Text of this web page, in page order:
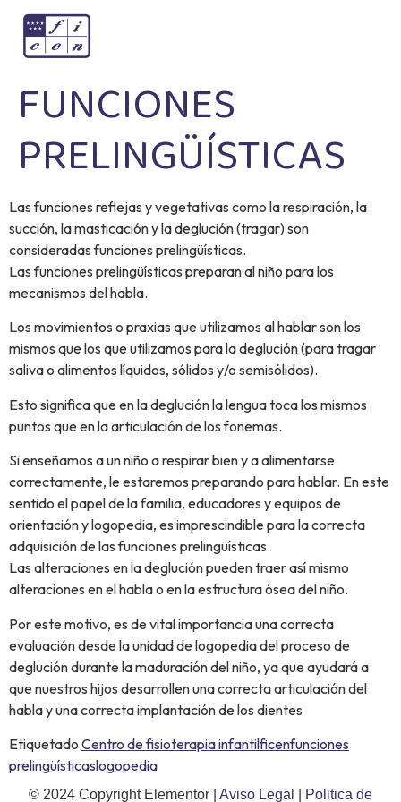
FUNCIONES
PRELINGÜÍSTICAS
Las funciones reflejas y vegetativas como la respiración, la
succión, la masticación y la deglución (tragar) son
consideradas funciones prelingüísticas.
Las funciones prelingüísticas preparan al niño para los
mecanismos del habla.
Los movimientos o praxias que utilizamos al hablar son los
mismos que los que utilizamos para la deglución (para tragar
saliva o alimentos líquidos, sólidos y/o semisólidos).
Esto significa que en la deglución la lengua toca los mismos
puntos que en la articulación de los fonemas.
Si enseñamos a un niño a respirar bien y a alimentarse
correctamente, le estaremos preparando para hablar. En este
sentido el papel de la familia, educadores y equipos de
orientación y logopedia, es imprescindible para la correcta
adquisición de las funciones prelingüísticas.
Las alteraciones en la deglución pueden traer así mismo
alteraciones en el habla o en la estructura ósea del niño.
Por este motivo, es de vital importancia una correcta
evaluación desde la unidad de logopedia del proceso de
deglución durante la maduración del niño, ya que ayudará a
que nuestros hijos desarrollen una correcta articulación del
habla y una correcta implantación de los dientes
Etiquetado Centro de fisioterapia infantilficenfunciones
prelingüísticaslogopedia
© 2024 Copyright Elementor | Aviso Legal Politica de